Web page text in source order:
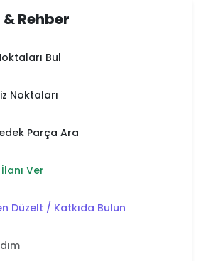
& Rehber
Bul
Noktaları
Parça Ara
Ver
Düzelt / Katkıda Bulun